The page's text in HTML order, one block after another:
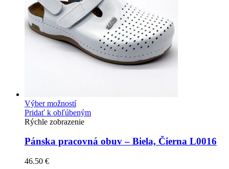
Výber možností
Pridať k obľúbeným
Rýchle zobrazenie
Pánska pracovná obuv – Biela, Čierna L0016
46.50 €